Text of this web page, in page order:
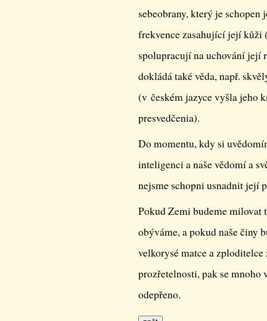
sebeobrany, který je
frekvence zasahující její kůži
spolupracují na uchování její
dokládá také věda, např.
(v českém jazyce vyšla jeho
presvedčenia).
Do momentu, kdy si
inteligenci a naše vědomí a
nejsme schopni usnadnit její
Pokud Zemi budeme milovat
obýváme, a pokud naše činy
velkorysé matce a
prozřetelnosti, pak se mnoho
odepřeno.